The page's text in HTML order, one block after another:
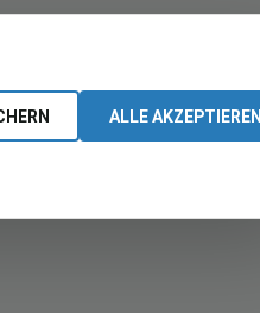
ALLE AKZEPTIEREN